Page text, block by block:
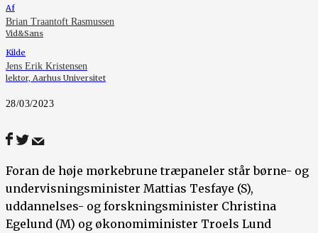
Af
Brian Traantoft Rasmussen
Vid&Sans
Kilde
Jens Erik Kristensen
lektor, Aarhus Universitet
28/03/2023
Foran de høje mørkebrune træpaneler står børne- og
undervisningsminister Mattias Tesfaye (S),
uddannelses- og forskningsminister Christina
Egelund (M) og økonomiminister Troels Lund